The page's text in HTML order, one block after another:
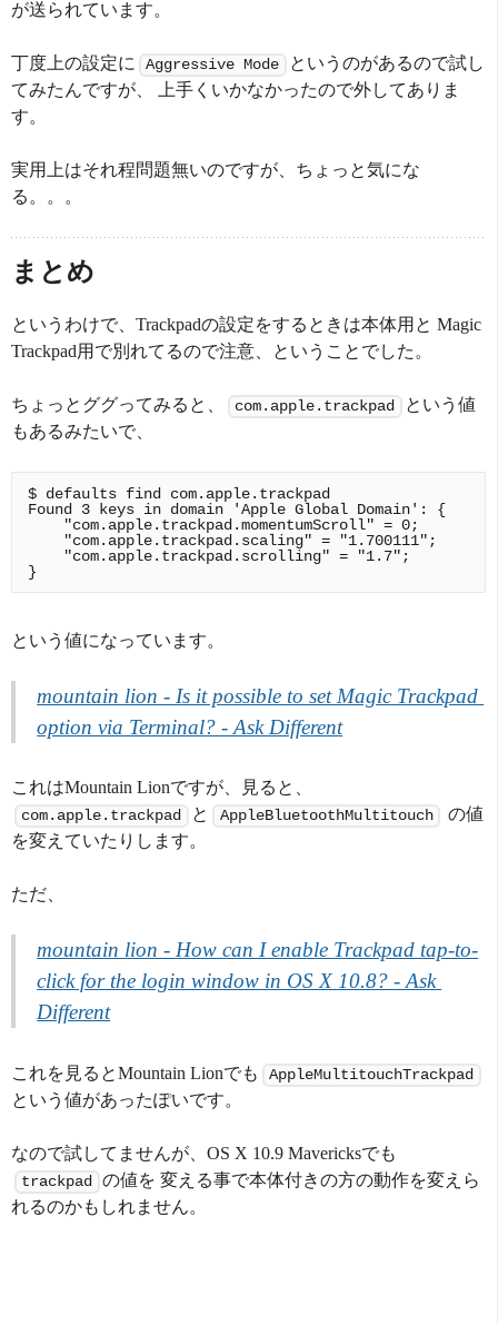
が送られています。
丁度上の設定に Aggressive Mode
というのがあるので試し
てみたんですが、 上手くいかなかったので外してありま
す。
実用上はそれ程問題無いのですが、ちょっと気にな
る。。。
まとめ
というわけで、Trackpadの設定をするときは本体用と Magic
Trackpad用で別れてるので注意、ということでした。
ちょっとググってみると、 com.apple.trackpad
という値
もあるみたいで、
$ defaults find com.apple.trackpad
Found 3 keys in domain 'Apple Global Domain': {
    "com.apple.trackpad.momentumScroll" = 0;
    "com.apple.trackpad.scaling" = "1.700111";
    "com.apple.trackpad.scrolling" = "1.7";
という値になっています。
mountain lion - Is it possible to set Magic Trackpad
option via Terminal? - Ask Different
これはMountain Lionですが、見ると、
com.apple.trackpad と AppleBluetoothMultitouch
の値
を変えていたりします。
ただ、
mountain lion - How can I enable Trackpad tap-to-
click for the login window in OS X 10.8? - Ask
Different
これを見るとMountain Lionでも AppleMultitouchTrackpad
という値があったぽいです。
なので試してませんが、OS X 10.9 Mavericksでも
trackpad の値を 変える事で本体付きの方の動作を変えら
れるのかもしれません。